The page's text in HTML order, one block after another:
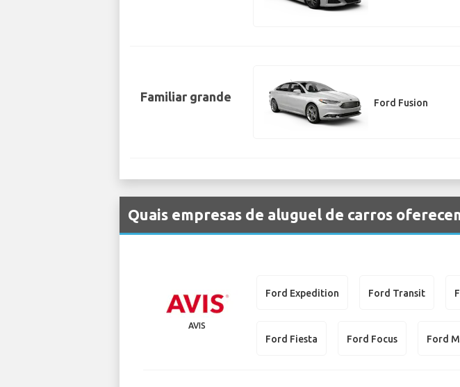
Familiar grande Ford Fusion
Quais empresas de aluguel de carros
AVIS
Ford Expedition Ford Transit
Ford Fiesta Ford Focus Ford